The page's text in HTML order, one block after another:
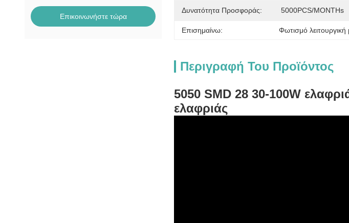
Επικοινωνήστε τώρα
Δυνατότητα Προσφοράς: 5000PCS/MONTHs
Επισημαίνω: Φωτισμό
Περιγραφή Του Προϊόντος
5050 SMD 28 30-100W
ελαφριάς